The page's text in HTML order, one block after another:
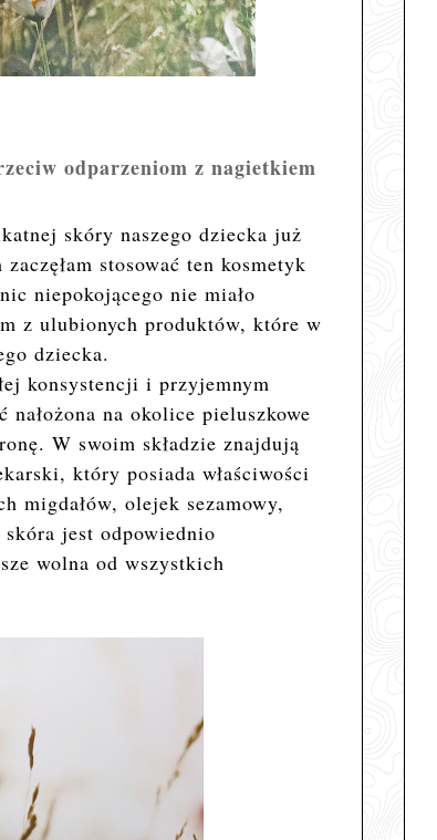
odparzeniom z nagietkiem
skóry naszego dziecka już
stosować ten kosmetyk
niepokojącego nie miało
z ulubionych produktów, które w
dziecka.
konsystencji i przyjemnym
na okolice pieluszkowe
W swoim składzie znajdują
który posiada właściwości
migdałów, olejek sezamowy,
jest odpowiednio
wolna od wszystkich